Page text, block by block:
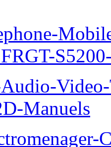
Audio-
Manuels